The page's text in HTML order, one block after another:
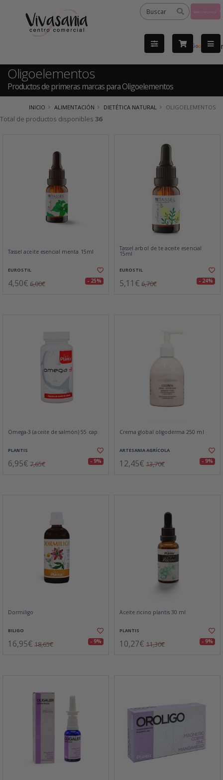
by
Oligoelementos
Productos de primeras marcas para Oligoelementos
INICIO ALIMENTACIÓN DIETÉTICA NATURAL OLIGOELEMENTOS
Total de productos disponibles 36
Tassel aceite esencial menta 15ml
EUROSTIL
4,50€ 6,00€ - 25%
Tassel arbol de te aceite esencial
15ml
EUROSTIL
5,11€ 6,70€ - 24%
Omega-3 (aceite de salmón) 55 cap
PLANTIS
6,95€ 7,65€ - 9%
Crema global oligoderma 250 ml
ARTESANIA AGRÍCOLA
12,45€ 13,70€ - 9%
Dormiligo
BILIGO
16,95€ 18,65€ - 9%
Aceite ricino plantis 30 ml
PLANTIS
10,27€ 11,30€ - 9%